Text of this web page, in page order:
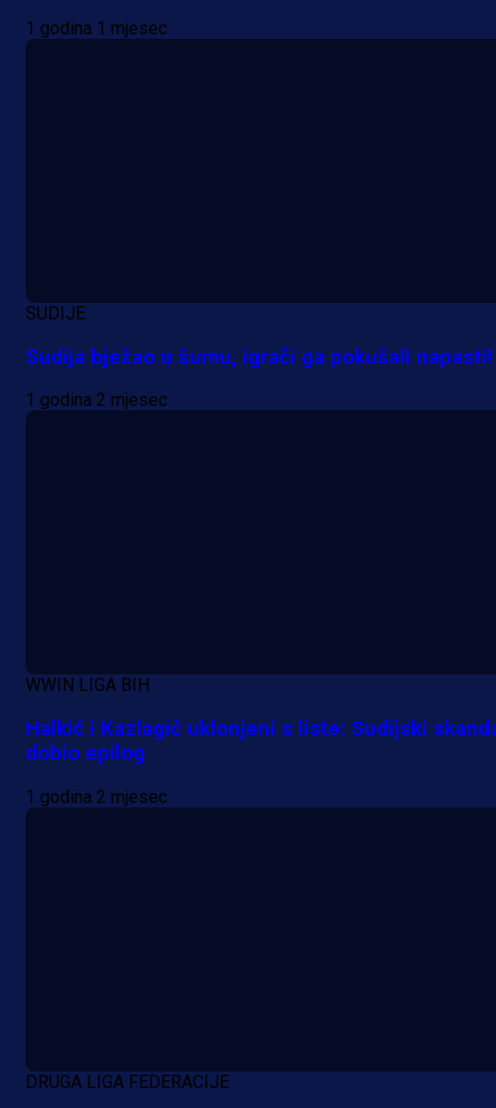
1 godina 1 mjesec
SUDIJE
Sudija bježao u šumu, igrači ga pokušali napasti!
1 godina 2 mjesec
WWIN LIGA BIH
Halkić i Kazlagić uklonjeni s liste: Sudijski
dobio epilog
1 godina 2 mjesec
DRUGA LIGA FEDERACIJE